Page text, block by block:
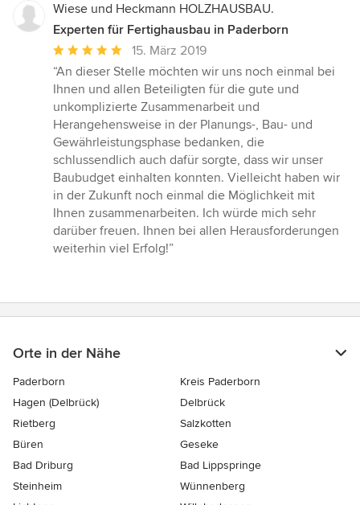
Wiese und Heckmann HOLZHAUSBAU.
Experten für Fertighausbau in Paderborn
Durchschnittliche
Bewertung:
5
von
5
Sternen
15. März 2019
“An dieser Stelle möchten wir uns noch einmal bei
Ihnen und allen Beteiligten für die gute und
unkomplizierte Zusammenarbeit und
Herangehensweise in der Planungs-, Bau- und
Gewährleistungsphase bedanken, die
schlussendlich auch dafür sorgte, dass wir unser
Baubudget einhalten konnten. Vielleicht haben wir
in der Zukunft noch einmal die Möglichkeit mit
Ihnen zusammenarbeiten. Ich würde mich sehr
darüber freuen. Ihnen bei allen Herausforderungen
weiterhin viel Erfolg!”
Orte in der Nähe
Paderborn
Kreis Paderborn
Hagen (Delbrück)
Delbrück
Rietberg
Salzkotten
Büren
Geseke
Bad Driburg
Bad Lippspringe
Steinheim
Wünnenberg